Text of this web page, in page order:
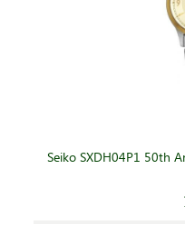
Seiko SXDH04P1 50th